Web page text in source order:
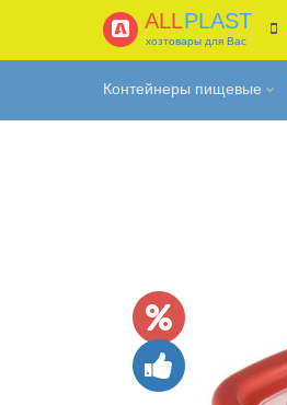
ALLPLAST
хозтовары для Вас
Контейнеры пищевые